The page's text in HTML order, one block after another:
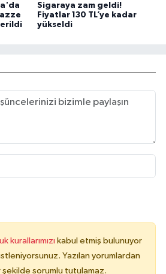
Sigaraya zam geldi!
Fiyatlar 130 TL’ye kadar
yükseldi
kurallarımızı kabul etmiş bulunuyor
Yazılan yorumlardan
şekilde sorumlu tutulamaz.